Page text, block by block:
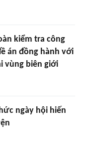
kiểm tra công
án đồng hành với
vùng biên giới
ngày hội hiến